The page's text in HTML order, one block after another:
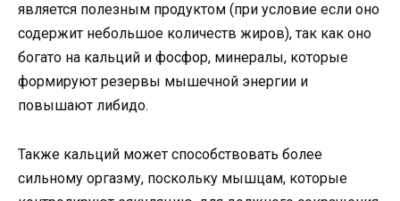
является полезным продуктом (при условие если оно
содержит небольшое количеств жиров), так как оно
богато на кальций и фосфор, минералы, которые
формируют резервы мышечной энергии и
повышают либидо.
Также кальций может способствовать более
сильному оргазму, поскольку мышцам, которые